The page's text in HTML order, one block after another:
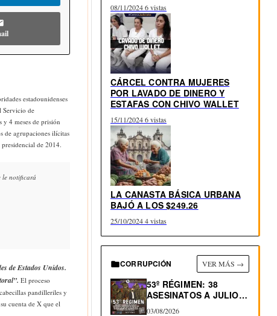
estadounidenses
Servicio de
4 meses de prisión
de agrupaciones ilícitas
de 2014.
le notificará
de Estados Unidos.
El proceso
pandilleriles y
cuenta de X que el
08/11/20246 vistas
CÁRCEL CONTRA MUJERES
POR LAVADO DE DINERO Y
ESTAFAS CON CHIVO WALLET
15/11/20246 vistas
LA CANASTA BÁSICA URBANA
BAJÓ A LOS $249.26
25/10/20244 vistas
CORRUPCIÓN VER MÁS →
53º RÉGIMEN: 38
ASESINATOS A JULIO
2026.…
03/08/2026